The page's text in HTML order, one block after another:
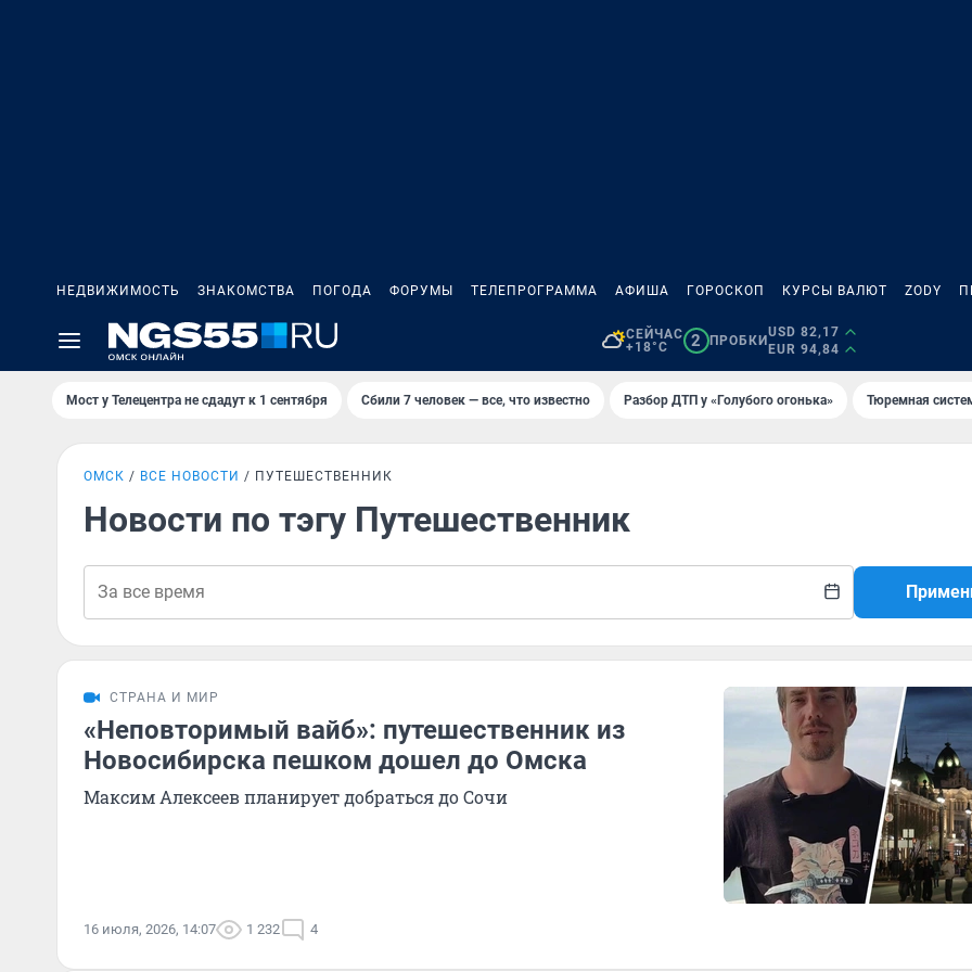
НЕДВИЖИМОСТЬ ЗНАКОМСТВА ПОГОДА ФОРУМЫ ТЕЛЕПРОГРАММА АФИША ГОРОСКОП КУРСЫ ВАЛЮТ ZODY
СЕЙЧАС
+18°C
2 ПРОБКИ
USD 82,17
EUR 94,84
Мост у Телецентра не сдадут к 1 сентября Сбили 7 человек — все, что известно Разбор ДТП у «Голубого огонька» Тюремная
ОМСК ВСЕ НОВОСТИ ПУТЕШЕСТВЕННИК
Новости по тэгу Путешественник
СТРАНА И МИР
«Неповторимый вайб»: путешественник из
Новосибирска пешком дошел до Омска
Максим Алексеев планирует добраться до Сочи
16 июля, 2026, 14:07 1 232 4